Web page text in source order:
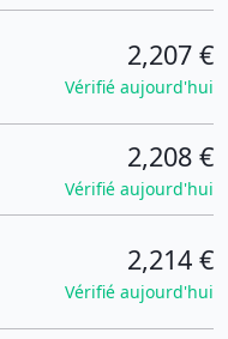
2,207 €
Vérifié aujourd'hui
2,208 €
Vérifié aujourd'hui
2,214 €
Vérifié aujourd'hui